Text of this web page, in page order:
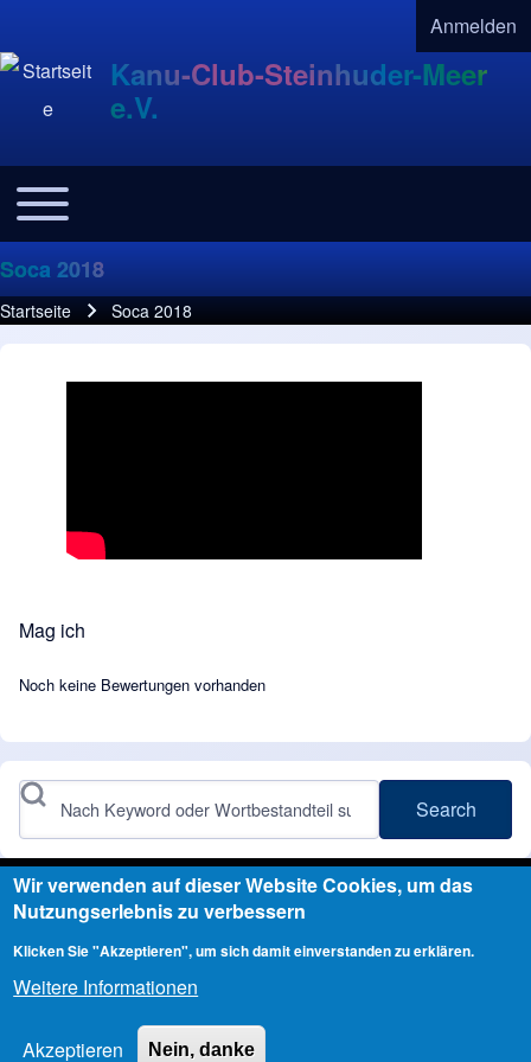
User
Anmelden
Kanu-Club-Steinhuder-Meer
e.V.
Navigation
Toggle main menu
Soca 2018
Pfadnavigation
Startseite Soca 2018
Mag ich
Noch keine Bewertungen vorhanden
Search
Angetrieben durch Drupal
Copyright © 2026 Kanu-Club-Steinhuder-Meer e.V. - All rights reserved
Wir verwenden auf dieser Website Cookies, um das
Nutzungserlebnis zu verbessern
Klicken Sie "Akzeptieren", um sich damit einverstanden zu erklären.
Weitere Informationen
Akzeptieren Nein, danke